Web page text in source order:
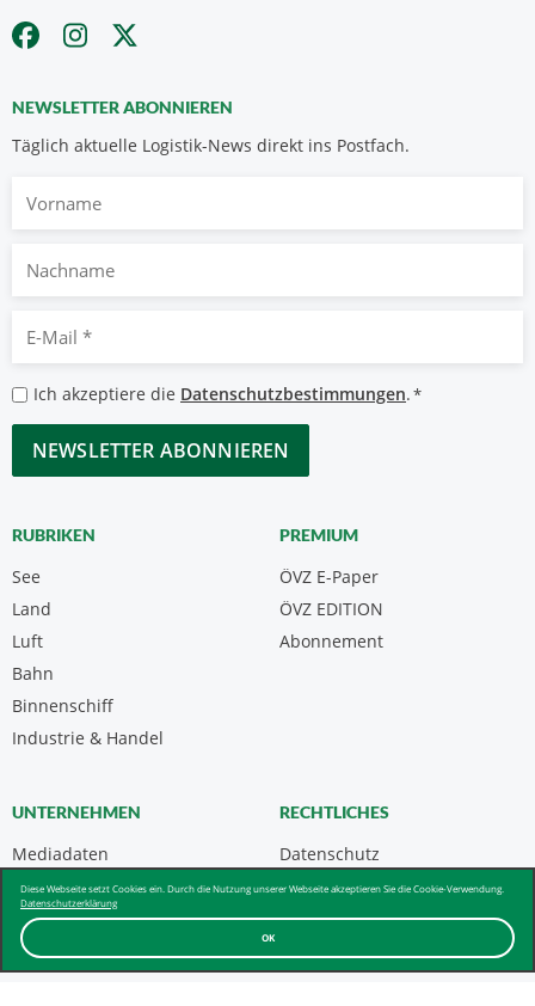
OK
Diese Webseite setzt Cookies ein. Durch die Nutzung unserer Webseite akzeptieren Sie die Cookie-Verwendung.
Datenschutzerklärung
NEWSLETTER ABONNIEREN
Täglich aktuelle Logistik-News direkt ins Postfach.
Vorname
Nachname
Mail
*
Datenschutzbestimmungen
*
Ich akzeptiere die Datenschutzbestimmungen.*
CAPTCHA
RUBRIKEN
See
Land
Luft
Bahn
Binnenschiff
Industrie & Handel
PREMIUM
ÖVZ E-Paper
Abonnement
ÖVZ EDITION
UNTERNEHMEN
Mediadaten
Kontakt
Über uns & AGB
RECHTLICHES
Datenschutz
Impressum